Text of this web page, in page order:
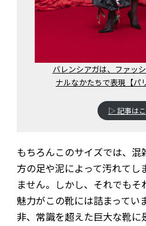
バレンシアガは、ファッ
ナルなかたちで表現【パ
▷ 記事は
もちろんこのサイズでは、
方の足や泥によって汚れてし
ません。しかし、それでも
魅力がこの靴には詰まってい
非、常識を超えた巨大な靴に